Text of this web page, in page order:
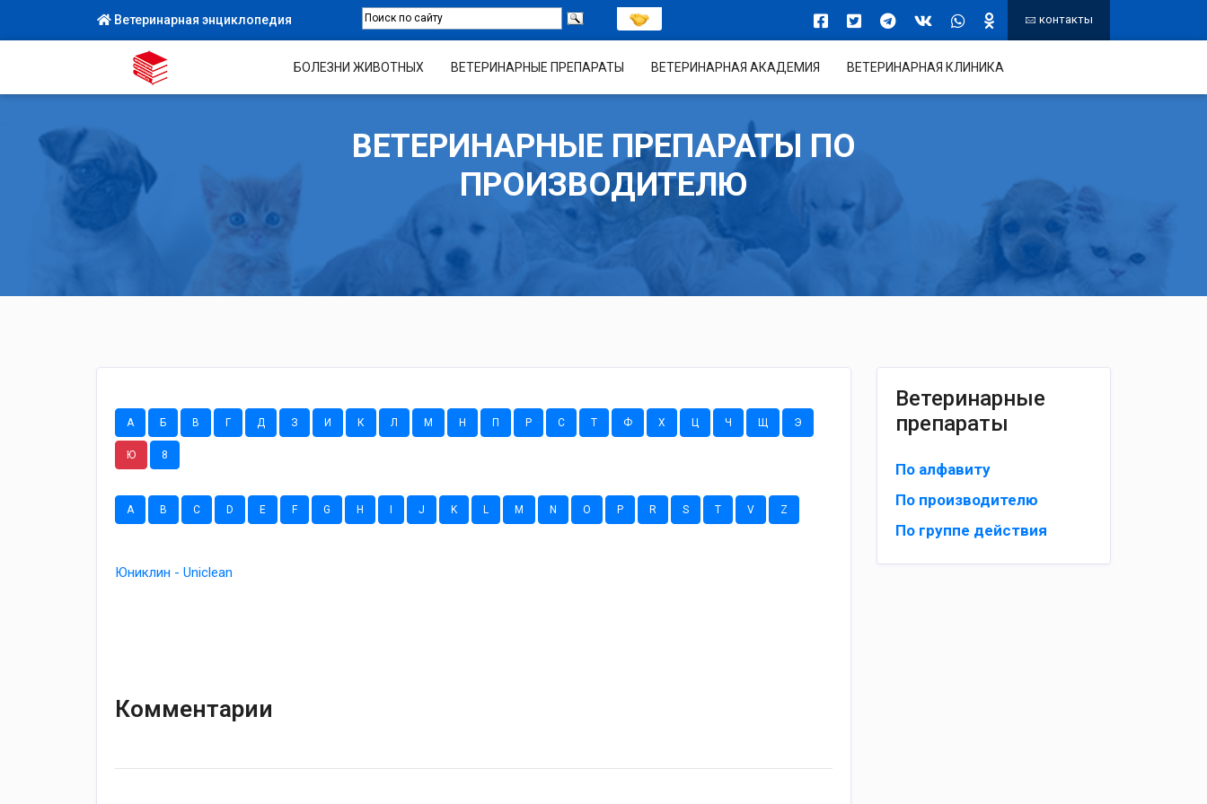
Ветеринарная энциклопедия контакты
БОЛЕЗНИ ЖИВОТНЫХ ВЕТЕРИНАРНЫЕ ПРЕПАРАТЫ ВЕТЕРИНАРНАЯ АКАДЕМИЯ ВЕТЕРИНАРНАЯ КЛИНИКА
ВЕТЕРИНАРНЫЕ ПРЕПАРАТЫ ПО
ПРОИЗВОДИТЕЛЮ
А Б В Г Д З И К Л М Н П Р С Т Ф Х Ц Ч Щ Э
Ю 8
A B C D E F G H J K L M N O P R S T V Z
Юниклин - Uniclean
Комментарии
Ветеринарные
препараты
По алфавиту
По производителю
По группе действия